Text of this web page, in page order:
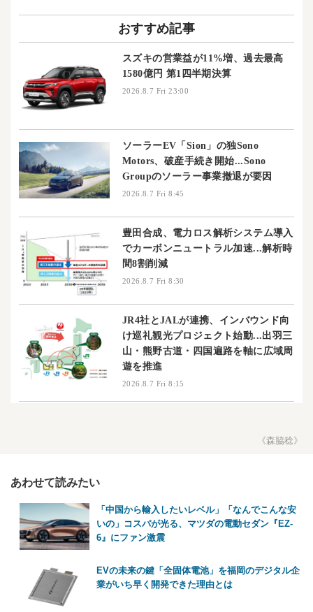
おすすめ記事
スズキの営業益が11%増、過去最高
1580億円 第1四半期決算
2026.8.7 Fri 23:00
ソーラーEV「Sion」の独Sono
Motors、破産手続き開始...Sono
Groupのソーラー事業撤退が要因
2026.8.7 Fri 8:45
豊田合成、電力ロス解析システム導入
でカーボンニュートラル加速...解析時
間8割削減
2026.8.7 Fri 8:30
JR4社とJALが連携、インバウンド向
け巡礼観光プロジェクト始動...出羽三
山・熊野古道・四国遍路を軸に広域周
遊を推進
2026.8.7 Fri 8:15
《森脇稔》
あわせて読みたい
「中国から輸入したいレベル」「なんでこんな安
いの」コスパが光る、マツダの電動セダン『EZ-
6』にファン激震
EVの未来の鍵「全固体電池」を福岡のデジタル企
業がいち早く開発できた理由とは